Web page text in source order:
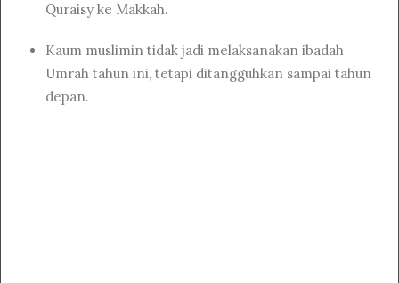
Quraisy ke Makkah.
Kaum muslimin tidak jadi melaksanakan ibadah
Umrah tahun ini, tetapi ditangguhkan sampai tahun
depan.